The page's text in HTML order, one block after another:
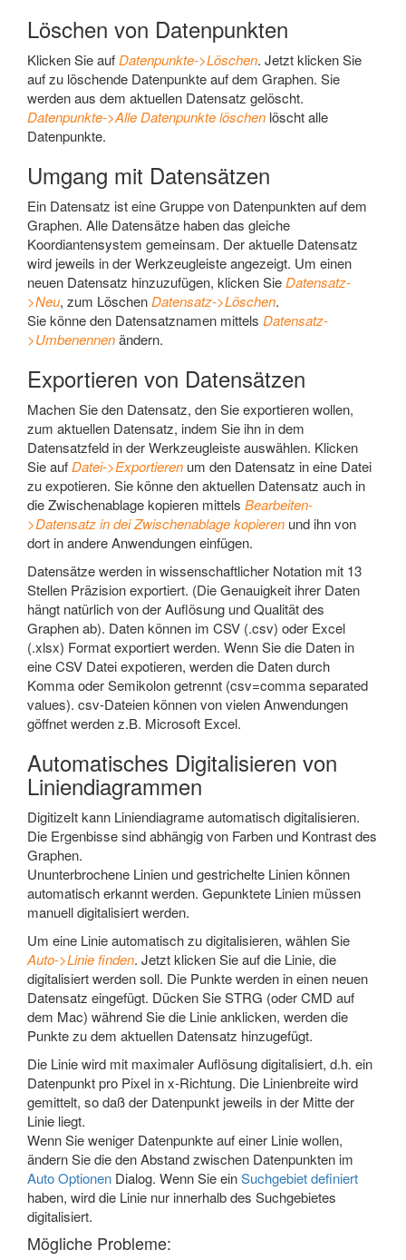
Löschen von Datenpunkten
Klicken Sie auf Datenpunkte->Löschen. Jetzt klicken Sie
auf zu löschende Datenpunkte auf dem Graphen. Sie
werden aus dem aktuellen Datensatz gelöscht.
Datenpunkte->Alle Datenpunkte löschen löscht alle
Datenpunkte.
Umgang mit Datensätzen
Ein Datensatz ist eine Gruppe von Datenpunkten auf dem
Graphen. Alle Datensätze haben das gleiche
Koordiantensystem gemeinsam. Der aktuelle Datensatz
wird jeweils in der Werkzeugleiste angezeigt. Um einen
neuen Datensatz hinzuzufügen, klicken Sie Datensatz-
>Neu, zum Löschen Datensatz->Löschen.
Sie könne den Datensatznamen mittels Datensatz-
>Umbenennenändern.
Exportieren von Datensätzen
Machen Sie den Datensatz, den Sie exportieren wollen,
zum aktuellen Datensatz, indem Sie ihn in dem
Datensatzfeld in der Werkzeugleiste auswählen. Klicken
Sie auf Datei->Exportieren um den Datensatz in eine Datei
zu expotieren. Sie könne den aktuellen Datensatz auch in
die Zwischenablage kopieren mittels Bearbeiten-
>Datensatz in dei Zwischenablage kopieren und ihn von
dort in andere Anwendungen einfügen.
Datensätze werden in wissenschaftlicher Notation mit 13
Stellen Präzision exportiert. (Die Genauigkeit ihrer Daten
hängt natürlich von der Auflösung und Qualität des
Graphen ab). Daten können im CSV (.csv) oder Excel
(.xlsx) Format exportiert werden. Wenn Sie die Daten in
eine CSV Datei expotieren, werden die Daten durch
Komma oder Semikolon getrennt (csv=comma separated
values). csv-Dateien können von vielen Anwendungen
göffnet werden z.B. Microsoft Excel.
Automatisches Digitalisieren von
Liniendiagrammen
DigitizeIt kann Liniendiagrame automatisch digitalisieren.
Die Ergenbisse sind abhängig von Farben und Kontrast des
Graphen.
Ununterbrochene Linien und gestrichelte Linien können
automatisch erkannt werden. Gepunktete Linien müssen
manuell digitalisiert werden.
Um eine Linie automatisch zu digitalisieren, wählen Sie
Auto->Linie finden. Jetzt klicken Sie auf die Linie, die
digitalisiert werden soll. Die Punkte werden in einen neuen
Datensatz eingefügt. Dücken Sie STRG (oder CMD auf
dem Mac) während Sie die Linie anklicken, werden die
Punkte zu dem aktuellen Datensatz hinzugefügt.
Die Linie wird mit maximaler Auflösung digitalisiert, d.h. ein
Datenpunkt pro Pixel in x-Richtung. Die Linienbreite wird
gemittelt, so daß der Datenpunkt jeweils in der Mitte der
Linie liegt.
Wenn Sie weniger Datenpunkte auf einer Linie wollen,
ändern Sie die den Abstand zwischen Datenpunkten im
Auto Optionen Dialog. Wenn Sie einSuchgebiet definiert
haben, wird die Linie nur innerhalb des Suchgebietes
digitalisiert.
Mögliche Probleme: